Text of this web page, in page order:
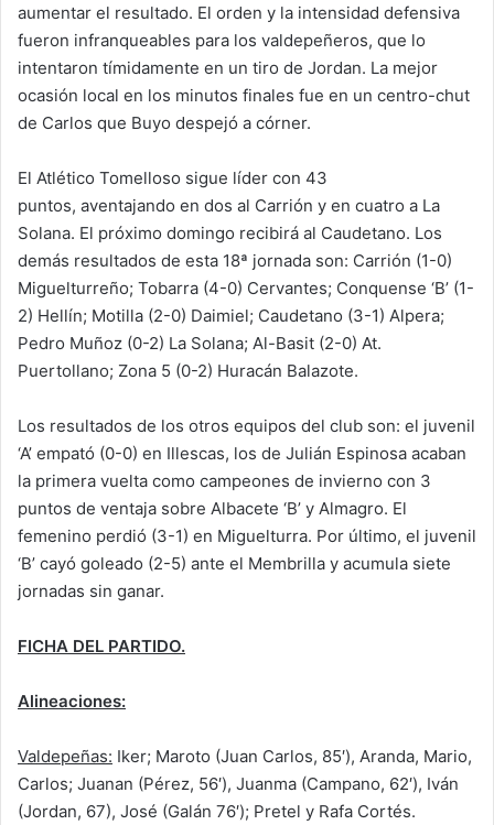
aumentar el resultado. El orden y la intensidad defensiva
fueron infranqueables para los valdepeñeros, que lo
intentaron tímidamente en un tiro de Jordan. La mejor
ocasión local en los minutos finales fue en un centro-chut
de Carlos que Buyo despejó a córner.
El Atlético Tomelloso sigue líder con 43
puntos, aventajando en dos al Carrión y en cuatro a La
Solana. El próximo domingo recibirá al Caudetano. Los
demás resultados de esta 18ª jornada son: Carrión (1-0)
Miguelturreño; Tobarra (4-0) Cervantes; Conquense ‘B’ (1-
2) Hellín; Motilla (2-0) Daimiel; Caudetano (3-1) Alpera;
Pedro Muñoz (0-2) La Solana; Al-Basit (2-0) At.
Puertollano; Zona 5 (0-2) Huracán Balazote.
Los resultados de los otros equipos del club son: el juvenil
‘A’ empató (0-0) en Illescas, los de Julián Espinosa acaban
la primera vuelta como campeones de invierno con 3
puntos de ventaja sobre Albacete ‘B’ y Almagro. El
femenino perdió (3-1) en Miguelturra. Por último, el juvenil
‘B’ cayó goleado (2-5) ante el Membrilla y acumula siete
jornadas sin ganar.
FICHA DEL PARTIDO.
Alineaciones:
Valdepeñas: Iker; Maroto (Juan Carlos, 85′), Aranda, Mario,
Carlos; Juanan (Pérez, 56′), Juanma (Campano, 62′), Iván
(Jordan, 67), José (Galán 76′); Pretel y Rafa Cortés.